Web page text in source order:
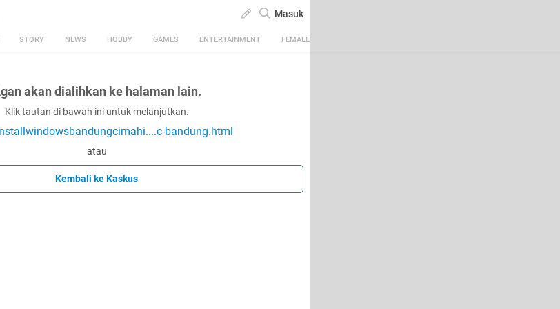
Masuk
STORY NEWS HOBBY GAMES ENTERTAINMENT FEMALE
akan dialihkan ke halaman lain.
Klik tautan di bawah ini untuk melanjutkan.
bandung.html
atau
Kembali ke Kaskus